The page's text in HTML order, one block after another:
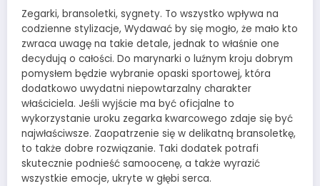
Zegarki, bransoletki, sygnety. To wszystko wpływa na
codzienne stylizacje, Wydawać by się mogło, że mało kto
zwraca uwagę na takie detale, jednak to właśnie one
decydują o całości. Do marynarki o luźnym kroju dobrym
pomysłem będzie wybranie opaski sportowej, która
dodatkowo uwydatni niepowtarzalny charakter
właściciela. Jeśli wyjście ma być oficjalne to
wykorzystanie uroku zegarka kwarcowego zdaje się być
najwłaściwsze. Zaopatrzenie się w delikatną bransoletkę,
to także dobre rozwiązanie. Taki dodatek potrafi
skutecznie podnieść samoocenę, a także wyrazić
wszystkie emocje, ukryte w głębi serca.